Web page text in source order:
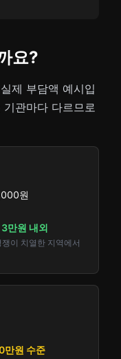
요?
제 부담액 예시입
기관마다 다르므로
원
만원 내외
이 치열한 지역에서
만원 수준